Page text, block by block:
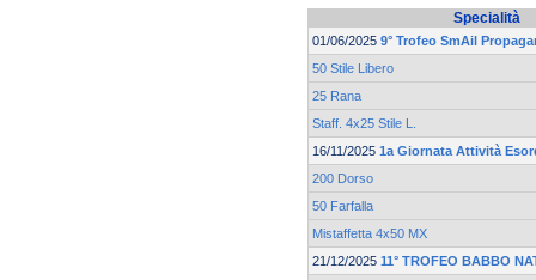
Specialità
01/06/2025 9° Trofeo SmAil
50 Stile Libero
25 Rana
Staff. 4x25 Stile L.
16/11/2025 1a Giornata Attività
200 Dorso
50 Farfalla
Mistaffetta 4x50 MX
21/12/2025 11° TROFEO BABBO